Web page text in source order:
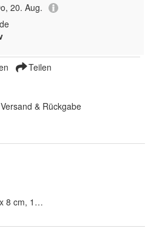
20. Aug.
Teilen
& Rückgabe